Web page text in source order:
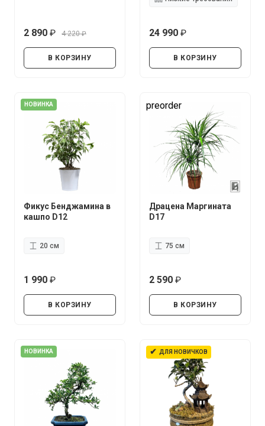
2 890
4 220
В КОРЗИНУ
24 990
В КОРЗИНУ
НОВИНКА
Фикус Бенджамина в
кашпо D12
20 см
1 990
В КОРЗИНУ
preorder
Драцена Маргината
D17
75 см
2 590
В КОРЗИНУ
НОВИНКА ✔ ДЛЯ НОВИЧКОВ